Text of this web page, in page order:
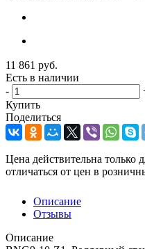
11 861 руб.
Есть в наличии
-
Купить
Поделиться
Цена действительна только
отличаться от цен в
Описание
Отзывы
Описание